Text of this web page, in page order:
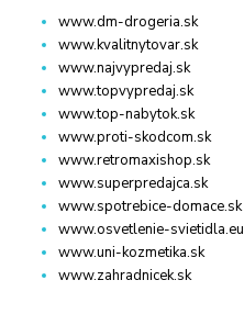
www.dm-drogeria.sk
www.kvalitnytovar.sk
www.najvypredaj.sk
www.topvypredaj.sk
www.top-nabytok.sk
www.proti-skodcom.sk
www.retromaxishop.sk
www.superpredajca.sk
www.spotrebice-domace.sk
www.osvetlenie-svietidla.eu
www.uni-kozmetika.sk
www.zahradnicek.sk